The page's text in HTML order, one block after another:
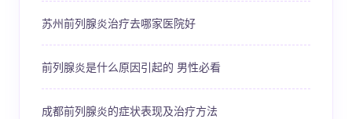
苏州前列腺炎治疗去哪家医院好
前列腺炎是什么原因引起的 男性必看
成都前列腺炎的症状表现及治疗方法